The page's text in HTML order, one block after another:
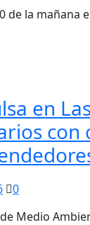
de la
en
con
0
Medio